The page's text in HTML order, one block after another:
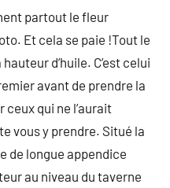
partout le fleur
Et cela se paie !Tout le
d’huile. C’est celui
avant de prendre la
ceux qui ne l’aurait
vous y prendre. Situé la
de longue appendice
au niveau du taverne